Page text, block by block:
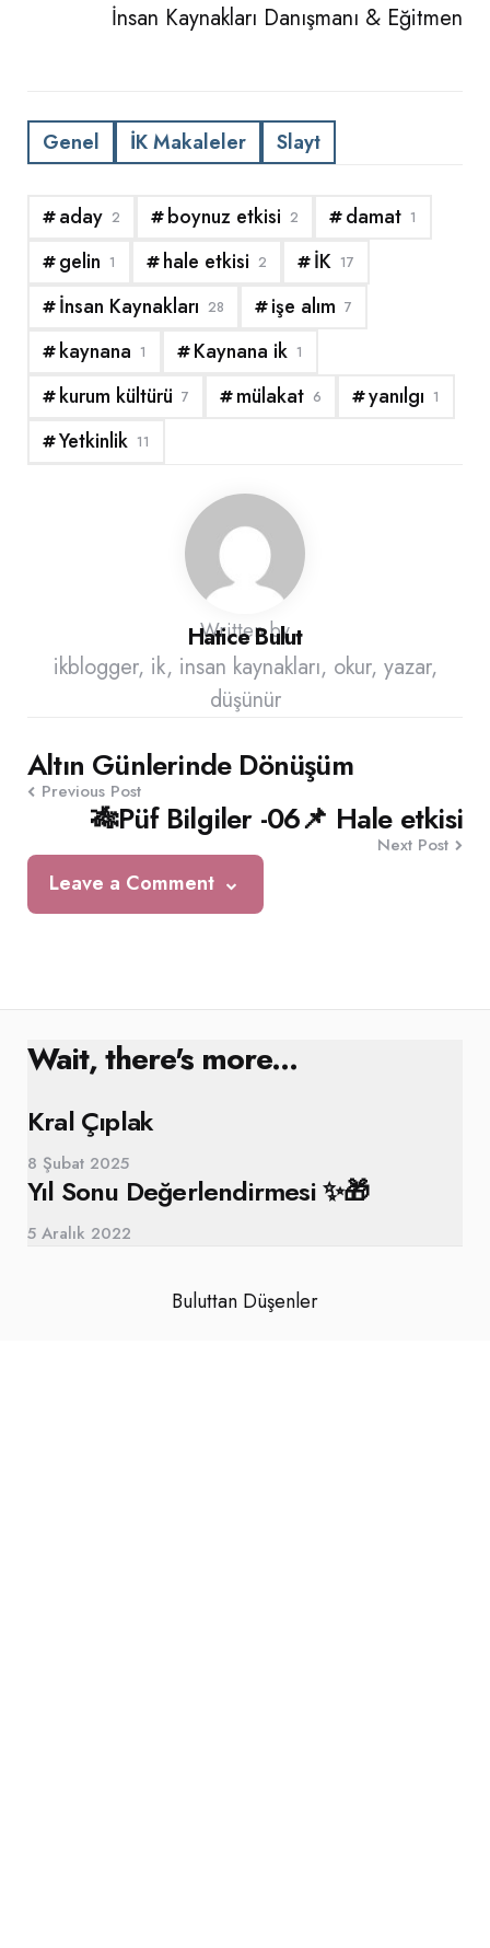
İnsan Kaynakları Danışmanı & Eğitmen
Genel İK Makaleler Slayt
aday 2 boynuz etkisi 2 damat 1
gelin 1 hale etkisi 2 İK 17
İnsan Kaynakları 28 işe alım 7
kaynana 1 Kaynana ik 1
kurum kültürü 7 mülakat 6 yanılgı 1
Yetkinlik 11
Written by
Hatice Bulut
ikblogger, ik, insan kaynakları, okur, yazar,
düşünür
Post
navigation
Altın Günlerinde Dönüşüm
Previous Post
🎋Püf Bilgiler -06📌 Hale etkisi
Next Post
Leave a Comment
Wait, there's more...
Kral Çıplak
8 Şubat 2025
Yıl Sonu Değerlendirmesi ✨🎁
5 Aralık 2022
Buluttan Düşenler